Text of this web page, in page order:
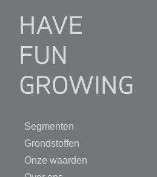
Segmenten
Grondstoffen
Onze waarden